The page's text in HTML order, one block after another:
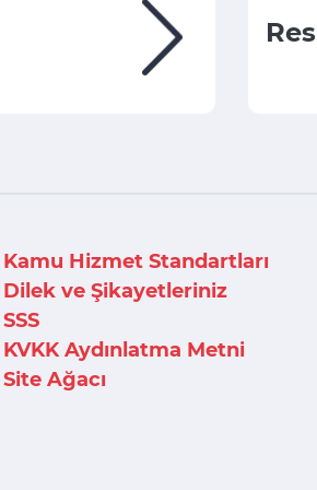
Kamu Hizmet Standartları
Dilek ve Şikayetleriniz
SSS
KVKK Aydınlatma Metni
Site Ağacı